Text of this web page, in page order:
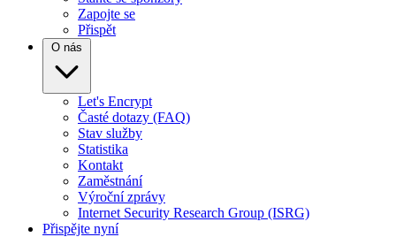
Zapojte se
Přispět
O nás
Let's Encrypt
Časté dotazy (FAQ)
Stav služby
Statistika
Kontakt
Zaměstnání
Výroční zprávy
Internet Security Research Group (ISRG)
Přispějte nyní